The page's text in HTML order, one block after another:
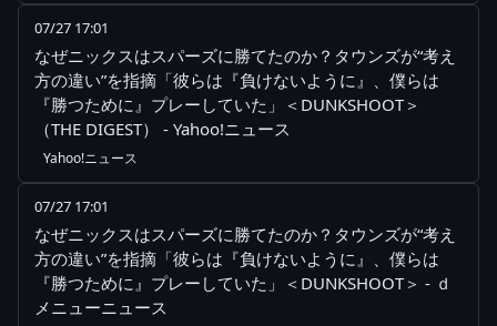
07/27 17:01
なぜニックスはスパーズに勝てたのか？タウンズが“考え
方の違い”を指摘「彼らは『負けないように』、僕らは
『勝つために』プレーしていた」＜DUNKSHOOT＞
（THE DIGEST） - Yahoo!ニュース
Yahoo!ニュース
07/27 17:01
なぜニックスはスパーズに勝てたのか？タウンズが“考え
方の違い”を指摘「彼らは『負けないように』、僕らは
『勝つために』プレーしていた」＜DUNKSHOOT＞ - ｄ
メニューニュース